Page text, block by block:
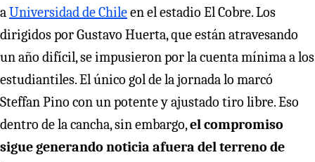
aUniversidad de Chileen el estadio El Cobre. Los
dirigidos por Gustavo Huerta, que están atravesando
un año difícil, se impusieron por la cuenta mínima a los
estudiantiles. El único gol de la jornada lo marcó
Steffan Pino con un potente y ajustado tiro libre. Eso
dentro de la cancha, sin embargo,el compromiso
sigue generando noticia afuera del terreno de